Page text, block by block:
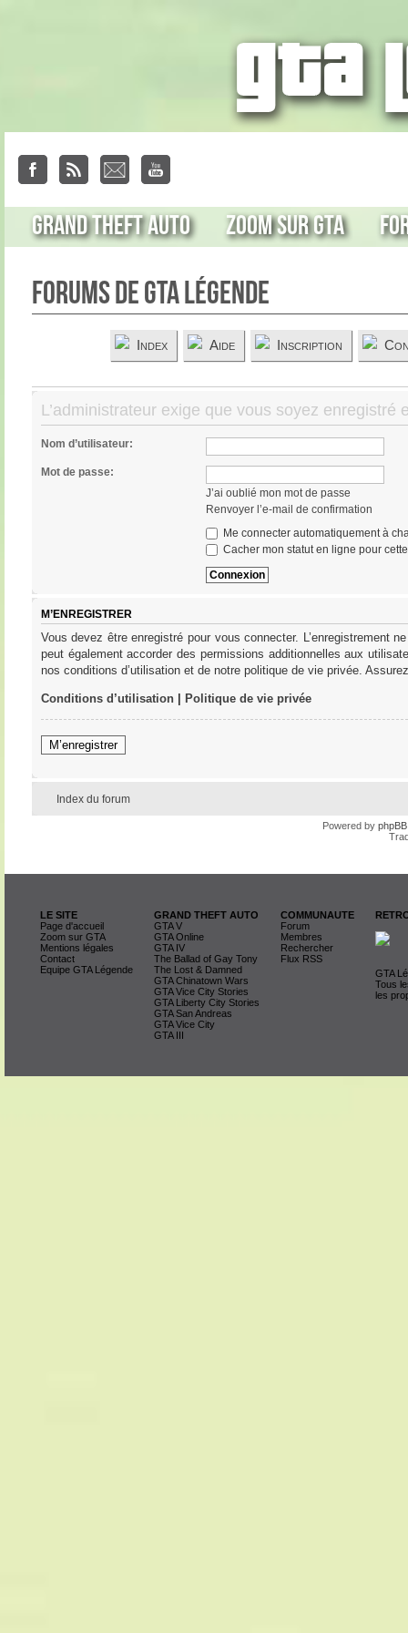
Grand Theft Auto Zoom sur GTA
Forums de GTA Légende
Index Aide Inscription
L’administrateur exige que vous soyez
Nom d’utilisateur:
Mot de passe:
J’ai oublié mon mot de passe
Renvoyer l’e-mail de confirmation
Me connecter automatiquement à
Cacher mon statut en ligne pour
M’ENREGISTRER
Vous devez être enregistré pour vous connecter. L’enregistrement
peut également accorder des permissions additionnelles aux
nos conditions d’utilisation et de notre politique de vie privée.
Conditions d’utilisation| Politique de vie privée
M’enregistrer
Index du forum
Powered by phpBB
LE SITE
Page d'accueil
Zoom sur GTA
Mentions légales
Contact
Equipe GTA Légende
GRAND THEFT AUTO
GTA V
GTA Online
GTA IV
The Ballad of Gay Tony
The Lost & Damned
GTA Chinatown Wars
GTA Vice City Stories
GTA Liberty City Stories
GTA San Andreas
GTA Vice City
GTA III
COMMUNAUTE
Forum
Membres
Rechercher
Flux RSS
GTA
Tous
les